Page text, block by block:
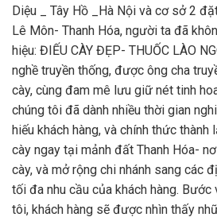
Diệu _ Tây Hồ _Hà Nội và cơ sở 2
Lê Môn- Thanh Hóa, người ta đã
hiệu: ĐIẾU CÀY ĐẸP- THUỐC LÀO
nghề truyền thống, được ông cha
cày, cùng đam mê lưu giữ nét tinh
chúng tôi đã dành nhiều thời gian
hiếu khách hàng, và chính thức
cày ngay tại mảnh đất Thanh Hóa-
cày, và mở rộng chi nhánh sang các
tối đa nhu cầu của khách hàng.
tôi, khách hàng sẽ được nhìn thấy